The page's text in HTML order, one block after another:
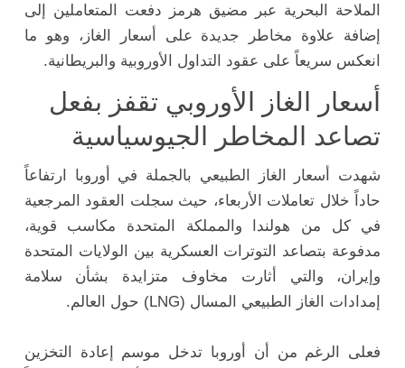
الملاحة البحرية عبر مضيق هرمز دفعت المتعاملين إلى
إضافة علاوة مخاطر جديدة على أسعار الغاز، وهو ما
انعكس سريعاً على عقود التداول الأوروبية والبريطانية.
أسعار الغاز الأوروبي تقفز بفعل
تصاعد المخاطر الجيوسياسية
شهدت أسعار الغاز الطبيعي بالجملة في أوروبا ارتفاعاً
حاداً خلال تعاملات الأربعاء، حيث سجلت العقود المرجعية
في كل من هولندا والمملكة المتحدة مكاسب قوية،
مدفوعة بتصاعد التوترات العسكرية بين الولايات المتحدة
وإيران، والتي أثارت مخاوف متزايدة بشأن سلامة
إمدادات الغاز الطبيعي المسال (LNG) حول العالم.
فعلى الرغم من أن أوروبا تدخل موسم إعادة التخزين